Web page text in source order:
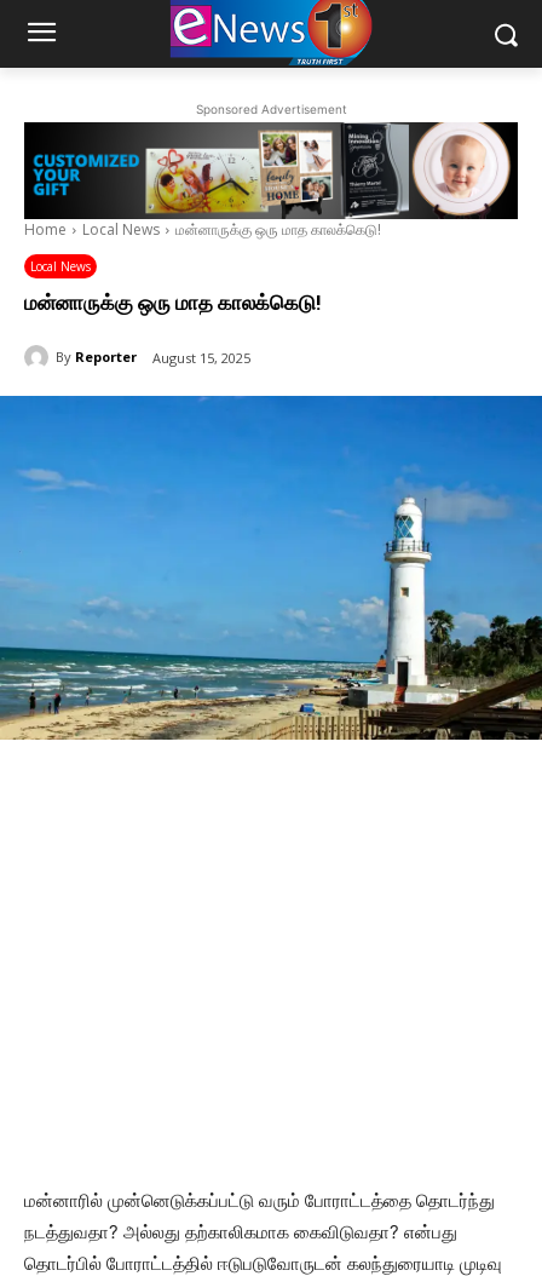
Sponsored Advertisement
Home Local News மன்னாருக்கு ஒரு மாத காலக்கெடு!
Local News
மன்னாருக்கு ஒரு மாத காலக்கெடு!
By Reporter August 15, 2025
மன்னாரில் முன்னெடுக்கப்பட்டு வரும் போராட்டத்தை தொடர்ந்து
நடத்துவதா? அல்லது தற்காலிகமாக கைவிடுவதா? என்பது
தொடர்பில் போராட்டத்தில் ஈடுபடுவோருடன் கலந்துரையாடி முடிவு